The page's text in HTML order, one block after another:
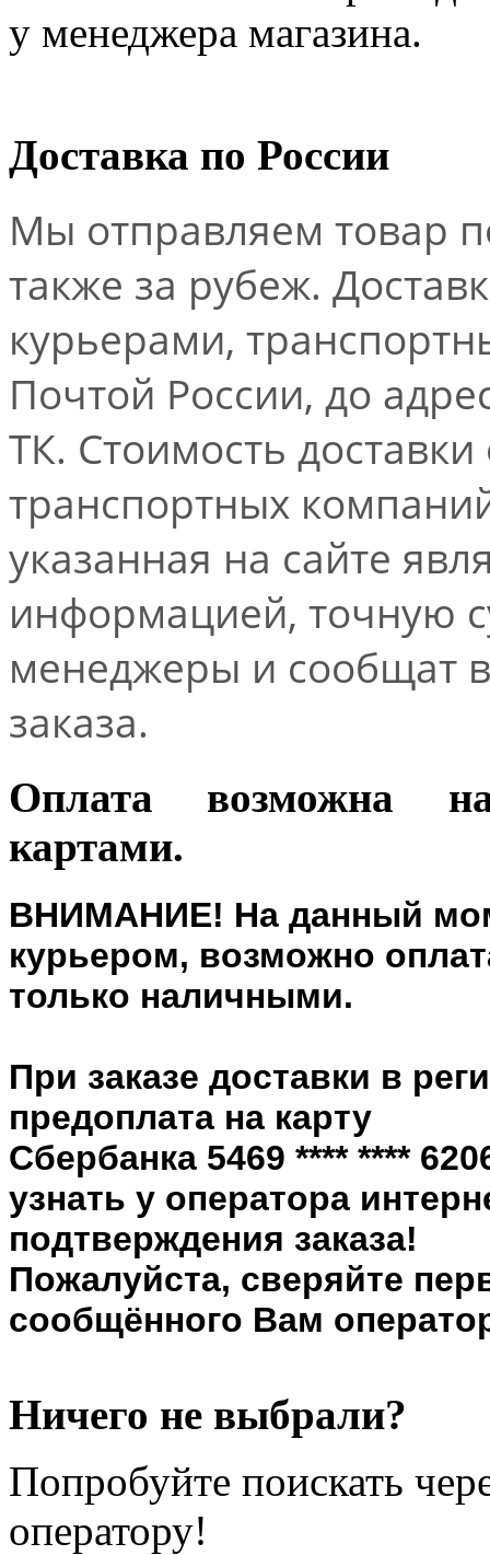
у менеджера магазина.
Доставка по России
Мы отправляем товар
также за рубеж.
курьерами,
Почтой России, до
ТК. Стоимость
транспортных
указанная на сайте
информацией, точную
менеджеры и сообщат
заказа.
Оплата возможна
картами.
ВНИМАНИЕ! На данный
курьером, возможно
только наличными.
При заказе доставки в
предоплата на карту
Сбербанка 5469 **** ****
узнать у оператора
подтверждения заказа!
Пожалуйста, сверяйте
сообщённого Вам
Ничего не выбрали?
Попробуйте поискать
оператору!